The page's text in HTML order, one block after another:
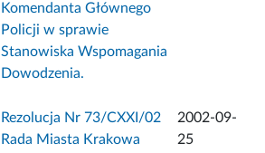
Komendanta Głównego
Policji w sprawie
Stanowiska Wspomagania
Dowodzenia.
Rezolucja Nr 73/CXXI/02
Rada Miasta Krakowa
2002-09-
25